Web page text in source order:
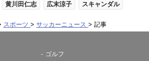
黄川田仁志 広末涼子 スキャンダル
スポーツ サッカーニュース 記事
ゴルフ